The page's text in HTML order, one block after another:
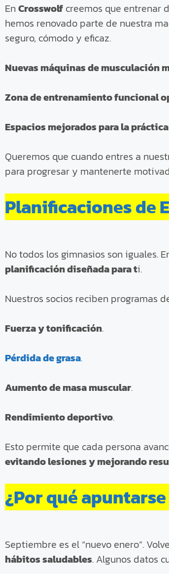
En Crosswolf creemos que entrenar
hemos renovado parte de nuestra
seguro, cómodo y eficaz.
Nuevas máquinas de musculación
Zona de entrenamiento funcional
Espacios mejorados para la
Queremos que cuando entres a
para progresar y mantenerte
Planificaciones de
No todos los gimnasios son iguales.
planificación diseñada para ti.
Nuestros socios reciben programas
Fuerza y tonificación.
Pérdida de grasa.
Aumento de masa muscular.
Rendimiento deportivo.
Esto permite que cada persona
evitando lesiones y mejorando
¿Por qué
Septiembre es el “nuevo enero”.
hábitos saludables. Algunos datos